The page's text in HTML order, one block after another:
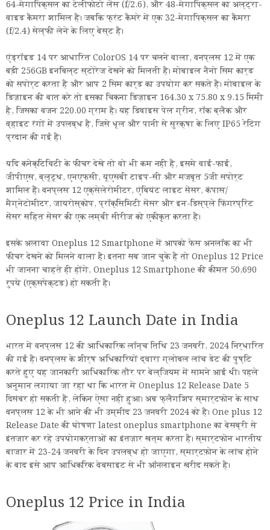
64-मेगापिक्सल का टेलीफोटो लेंस (f/2.6), और 48-मेगापिक्सल का अल्ट्रा-
वाइड कैमरा शामिल है। जबकि फ्रंट कैमरे में एक 32-मेगापिक्सल का कैमरा
(f/2.4) सेल्फी लेने के लिए बेस्ट है।
एंड्रॉइड 14 पर आधारित ColorOS 14 पर चलने वाला, वनप्लस 12 में एक
बड़ी 256GB इनबिल्ट स्टोरेज देखने को मिलती है। मोबाइल नैनो सिम कार्ड
को सपोर्ट करता है और आप 2 सिम कार्ड का उपयोग कर सकते है। मोबाइल के
डिज़ाइन की बात करे तो इसका चिकना डिज़ाइन 164.30 x 75.80 x 9.15 मिमी
है, जिसका वजन 220.00 ग्राम है। यह डिवाइस पेल ग्रीन, रॉक ब्लैक और
व्हाइट रंगों में उपलब्ध है, जिसे धूल और पानी से सुरक्षा के लिए IP65 रेटिंग
प्रदान की गई है।
यदि कनेक्टिविटी के फीचर देखे तो वो भी कम नही है, इसमे वाई-फाई,
जीपीएस, ब्लूटूथ, एनएफसी, यूएसबी टाइप-सी और मजबूत 5जी सपोर्ट
शामिल हैं। वनप्लस 12 एक्सेलेरोमीटर, एंबियंट लाइट सेंसर, कंपास/
मैग्नेटोमीटर, जायरोस्कोप, प्रॉक्सिमिटी सेंसर और इन-डिस्प्ले फिंगरप्रिंट
सेंसर सहित सेंसर की एक लम्बी सीरीज को एकीकृत करता है।
इसके अलावा Oneplus 12 Smartphone में आपको फेस अनलॉक का भी
फीचर देखने को मिलने वाला है। इतना सब जान चुके है तो Oneplus 12 Price
भी जानना चाहते ही होंगे, Oneplus 12 Smartphone की कीमत 50,690
रुपये (एक्सपेक्टड) हो सकती है।
Oneplus 12 Launch Date in India
भारत में वनप्लस 12 की आधिकारिक लॉन्च तिथि 23 जनवरी, 2024 निर्धारित
की गई है। वनप्लस के शीर्ष अधिकारियों द्वारा ग्लोबल लांच डेट की पुष्टि
करते हुए यह जानकारी आधिकारिक तौर पर बेल्जियम में सामने आई थी। पहले
अनुमान लगाया जा रहा था कि भारत मे Oneplus 12 Release Date 5
दिसंबर हो सकती है, लेकिन ऐसा नही हुआ। अब फ्लैगशिप स्मार्टफोन के साथ
वनप्लस 12 के भी आने की भी उम्मीद 23 जनवरी 2024 को है। One plus 12
Release Date की घोषणा latest oneplus smartphone का बेसब्री से
इंतजार कर रहे उपयोगकर्ताओं का इंतज़ार खत्म करता है। स्मार्टफोन भारतीय
बाजार में 23-24 जनवरी के दिन उपलब्ध हो जाएगा, स्मार्टफ़ोन के लांच होने
के बाद इसे आप आधिकरिक वेबसाइट से भी ऑनलाइन खरीद सकते है।
Oneplus 12 Price in India